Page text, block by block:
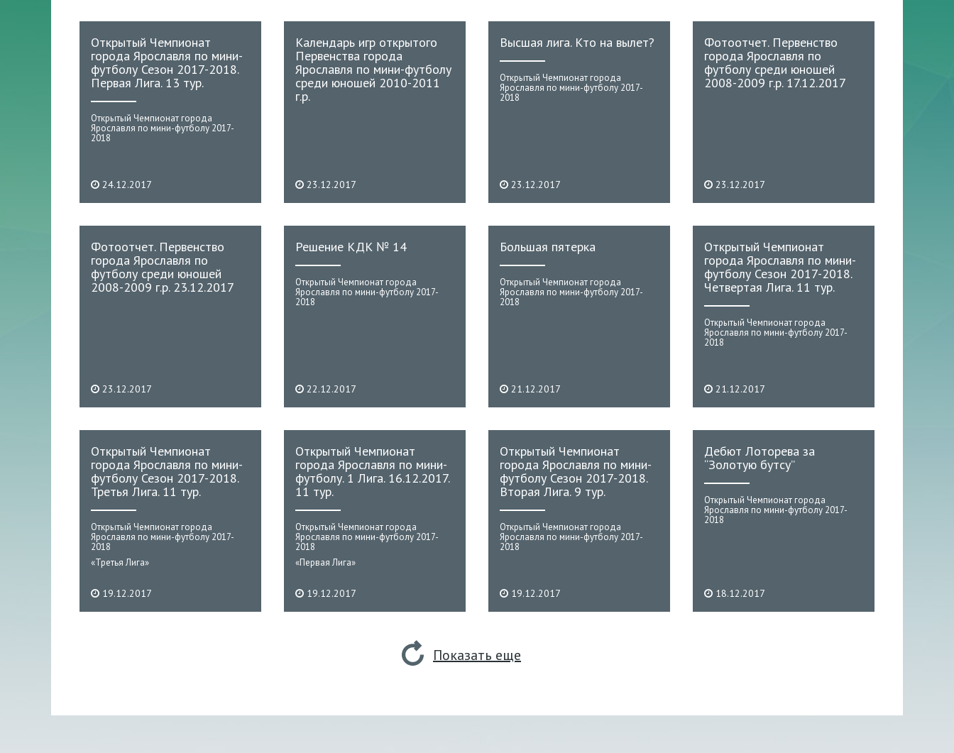
Открытый Чемпионат
города Ярославля по мини-
футболу Сезон 2017-2018.
Первая Лига. 13 тур.
Открытый Чемпионат города
Ярославля по мини-футболу 2017-
2018
24.12.2017
Календарь игр открытого
Первенства города
Ярославля по мини-футболу
среди юношей 2010-2011
г.р.
23.12.2017
Высшая лига. Кто на вылет?
Открытый Чемпионат города
Ярославля по мини-футболу 2017-
2018
23.12.2017
Фотоотчет. Первенство
города Ярославля по
футболу среди юношей
2008-2009 г.р. 17.12.2017
23.12.2017
Фотоотчет. Первенство
города Ярославля по
футболу среди юношей
2008-2009 г.р. 23.12.2017
23.12.2017
Решение КДК № 14
Открытый Чемпионат города
Ярославля по мини-футболу 2017-
2018
22.12.2017
Большая пятерка
Открытый Чемпионат города
Ярославля по мини-футболу 2017-
2018
21.12.2017
Открытый Чемпионат
города Ярославля по мини-
футболу Сезон 2017-2018.
Четвертая Лига. 11 тур.
Открытый Чемпионат города
Ярославля по мини-футболу 2017-
2018
21.12.2017
Открытый Чемпионат
города Ярославля по мини-
футболу Сезон 2017-2018.
Третья Лига. 11 тур.
Открытый Чемпионат города
Ярославля по мини-футболу 2017-
2018
«Третья Лига»
19.12.2017
Открытый Чемпионат
города Ярославля по мини-
футболу. 1 Лига. 16.12.2017.
11 тур.
Открытый Чемпионат города
Ярославля по мини-футболу 2017-
2018
«Первая Лига»
19.12.2017
Открытый Чемпионат
города Ярославля по мини-
футболу Сезон 2017-2018.
Вторая Лига. 9 тур.
Открытый Чемпионат города
Ярославля по мини-футболу 2017-
2018
19.12.2017
Дебют Лоторева за
“Золотую бутсу”
Открытый Чемпионат города
Ярославля по мини-футболу 2017-
2018
18.12.2017
Показать еще